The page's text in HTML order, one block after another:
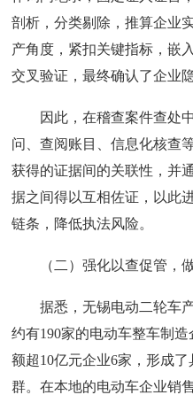
剖析，分类剔除，推算企业
产角度，紧扣关键指标，嵌
交叉验证，最终确认了企业
因此，在稽查案件查处中
问、查阅账目、信息化核查
获得的证据间的关联性，并
据之间得以互相佐证，以此
链条，降低执法风险。
（二）强化以查促管，做
据悉，无锡电动二轮车产
约有190家的电动车整车制
额超10亿元企业6家，形成
群。在本地的电动车企业销